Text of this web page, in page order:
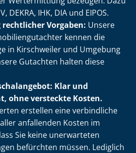
DEKRA, IHK, DIA und EIPOS.
Vorgaben: Unsere
kennen die
in Kirschweiler und Umgebung
Gutachten halten diese
Klar und
ohne versteckte Kosten.
erstellen eine verbindliche
anfallenden Kosten im
Sie keine unerwarteten
befürchten müssen. Lediglich